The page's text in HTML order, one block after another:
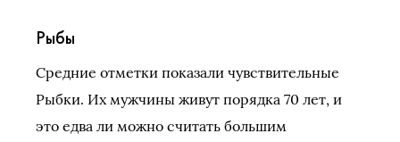
Рыбы
Средние отметки показали чувствительные
Рыбки. Их мужчины живут порядка 70 лет, и
это едва ли можно считать большим